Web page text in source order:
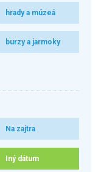
hrady a múzeá
burzy a jarmoky
Na zajtra
Iný dátum